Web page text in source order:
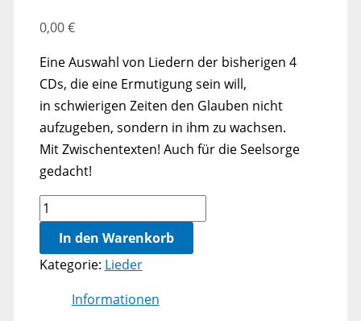
0,00€
Eine Auswahl von Liedern der bisherigen 4
CDs, die eine Ermutigung sein will,
in schwierigen Zeiten den Glauben nicht
aufzugeben, sondern in ihm zu wachsen.
Mit Zwischentexten! Auch für die Seelsorge
gedacht!
Hören
-
Vertrauen
-
In den Warenkorb
Kategorie: Lieder
Informationen